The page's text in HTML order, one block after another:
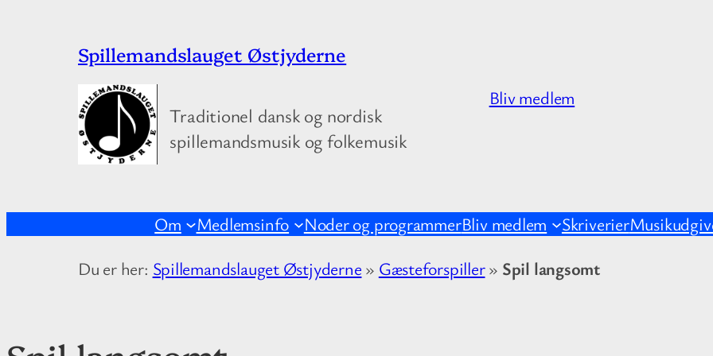
Spillemandslauget Østjyderne
Traditionel dansk og nordisk
spillemandsmusik og folkemusik
Bliv medlem
Om Medlemsinfo Noder og programmerBliv medlem Skriverier
Du er her: Spillemandslauget Østjyderne » Gæsteforspiller» Spil langsomt